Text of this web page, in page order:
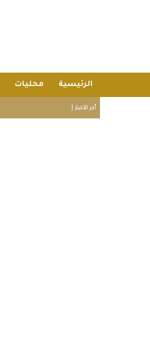
الرئيسية محليات
أخر الأخبار |